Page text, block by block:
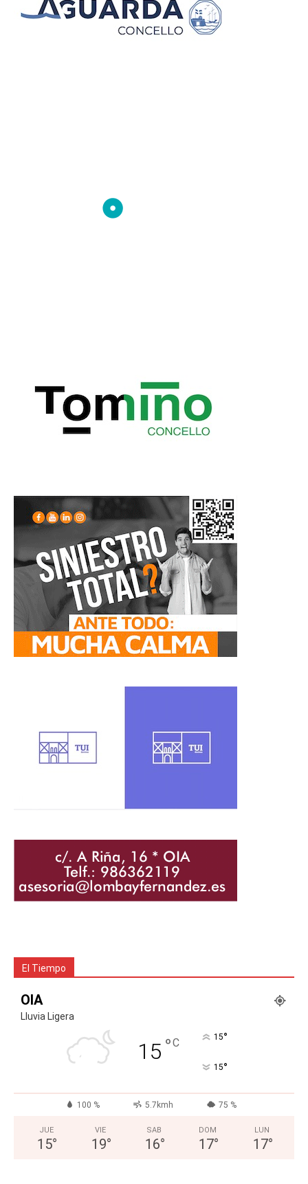
El Tiempo
OIA
Lluvia Ligera
15 °C 15°
15°
100 % 5.7kmh 75 %
JUE
15°
VIE
19°
SAB
16°
DOM
17°
LUN
17°